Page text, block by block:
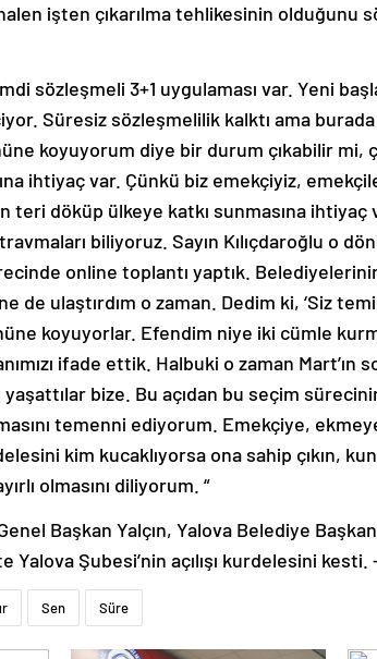
işten çıkarılma tehlikesinin olduğunu
sözleşmeli 3+1 uygulaması var. Yeni
Süresiz sözleşmelilik kalktı ama
koyuyorum diye bir durum çıkabilir mi,
ihtiyaç var. Çünkü biz emekçiyiz,
teri döküp ülkeye katkı sunmasına ihtiyaç
biliyoruz. Sayın Kılıçdaroğlu o
online toplantı yaptık.
de ulaştırdım o zaman. Dedim ki, ‘Siz
koyuyorlar. Efendim niye iki cümle
ifade ettik. Halbuki o zaman
yaşattılar bize. Bu açıdan bu seçim
temenni ediyorum. Emekçiye,
kim kucaklıyorsa ona sahip çıkın,
olmasını diliyorum. “
Başkan Yalçın, Yalova Belediye
Şubesi’nin açılışı kurdelesini kesti.
Sen Süre